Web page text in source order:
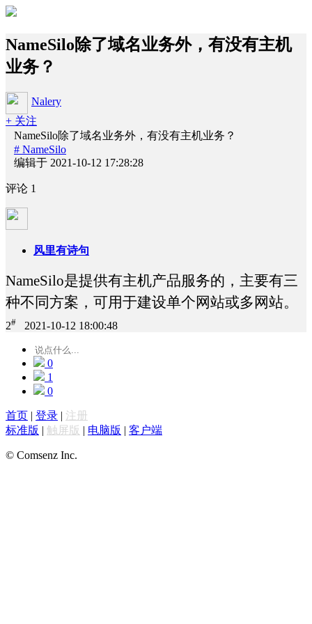
NameSilo除了域名业务外，有没有主机
业务？
Nalery
+ 关注
NameSilo除了域名业务外，有没有主机业务？
# NameSilo
编辑于 2021-10-12 17:28:28
评论 1
风里有诗句
NameSilo是提供有主机产品服务的，主要有三
种不同方案，可用于建设单个网站或多网站。
2# 2021-10-12 18:00:48
0
1
0
首页 | 登录 | 注册
标准版 | 触屏版 | 电脑版 | 客户端
© Comsenz Inc.